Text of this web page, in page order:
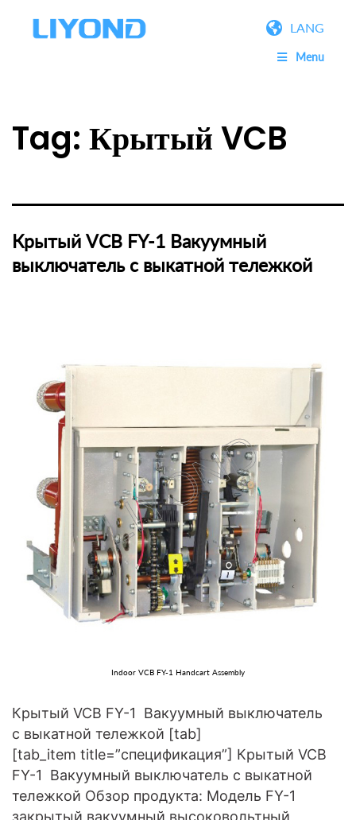
LANG
Menu
Tag: Крытый VCB
Крытый VCB FY-1 Вакуумный
выключатель с выкатной тележкой
Indoor VCB FY-1 Handcart Assembly
Крытый VCB FY-1 Вакуумный выключатель
с выкатной тележкой [tab]
[tab_item title=”спецификация”] Крытый VCB
FY-1 Вакуумный выключатель с выкатной
тележкой Обзор продукта: Модель FY-1
закрытый вакуумный высоковольтный